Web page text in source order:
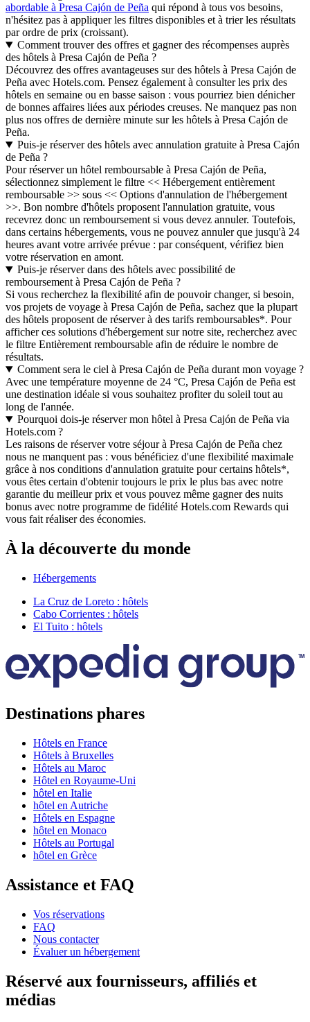
abordable à Presa Cajón de Peña qui répond à tous vos besoins,
n'hésitez pas à appliquer les filtres disponibles et à trier les résultats
par ordre de prix (croissant).
Comment trouver des offres et gagner des récompenses auprès
des hôtels à Presa Cajón de Peña ?
Découvrez des offres avantageuses sur des hôtels à Presa Cajón de
Peña avec Hotels.com. Pensez également à consulter les prix des
hôtels en semaine ou en basse saison : vous pourriez bien dénicher
de bonnes affaires liées aux périodes creuses. Ne manquez pas non
plus nos offres de dernière minute sur les hôtels à Presa Cajón de
Peña.
Puis-je réserver des hôtels avec annulation gratuite à Presa Cajón
de Peña ?
Pour réserver un hôtel remboursable à Presa Cajón de Peña,
sélectionnez simplement le filtre << Hébergement entièrement
remboursable >> sous << Options d'annulation de l'hébergement
>>. Bon nombre d'hôtels proposent l'annulation gratuite, vous
recevrez donc un remboursement si vous devez annuler. Toutefois,
dans certains hébergements, vous ne pouvez annuler que jusqu'à 24
heures avant votre arrivée prévue : par conséquent, vérifiez bien
votre réservation en amont.
Puis-je réserver dans des hôtels avec possibilité de
remboursement à Presa Cajón de Peña ?
Si vous recherchez la flexibilité afin de pouvoir changer, si besoin,
vos projets de voyage à Presa Cajón de Peña, sachez que la plupart
des hôtels proposent de réserver à des tarifs remboursables*. Pour
afficher ces solutions d'hébergement sur notre site, recherchez avec
le filtre Entièrement remboursable afin de réduire le nombre de
résultats.
Comment sera le ciel à Presa Cajón de Peña durant mon voyage ?
Avec une température moyenne de 24 °C, Presa Cajón de Peña est
une destination idéale si vous souhaitez profiter du soleil tout au
long de l'année.
Pourquoi dois-je réserver mon hôtel à Presa Cajón de Peña via
Hotels.com ?
Les raisons de réserver votre séjour à Presa Cajón de Peña chez
nous ne manquent pas : vous bénéficiez d'une flexibilité maximale
grâce à nos conditions d'annulation gratuite pour certains hôtels*,
vous êtes certain d'obtenir toujours le prix le plus bas avec notre
garantie du meilleur prix et vous pouvez même gagner des nuits
bonus avec notre programme de fidélité Hotels.com Rewards qui
vous fait réaliser des économies.
À la découverte du monde
Hébergements
La Cruz de Loreto : hôtels
Cabo Corrientes : hôtels
El Tuito : hôtels
Destinations phares
Hôtels en France
Hôtels à Bruxelles
Hôtels au Maroc
Hôtel en Royaume-Uni
hôtel en Italie
hôtel en Autriche
Hôtels en Espagne
hôtel en Monaco
Hôtels au Portugal
hôtel en Grèce
Assistance et FAQ
Vos réservations
FAQ
Nous contacter
Évaluer un hébergement
Réservé aux fournisseurs, affiliés et
médias